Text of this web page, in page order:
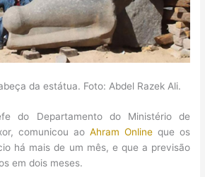
da estátua. Foto: Abdel Razek Ali.
do Departamento do Ministério de
comunicou ao Ahram Online que os
há mais de um mês, e que a previsão
em dois meses.